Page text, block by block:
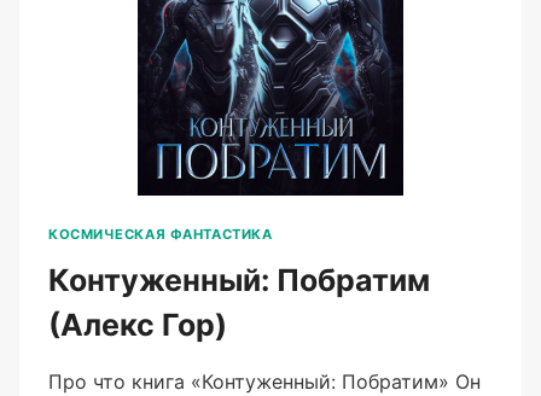
КОСМИЧЕСКАЯ ФАНТАСТИКА
Контуженный: Побратим
(Алекс Гор)
Про что книга «Контуженный: Побратим» Он